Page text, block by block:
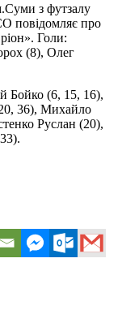
з футзалу
повідомляє про
Голи:
(8), Олег
Бойко (6, 15, 16),
36), Михайло
Руслан (20),